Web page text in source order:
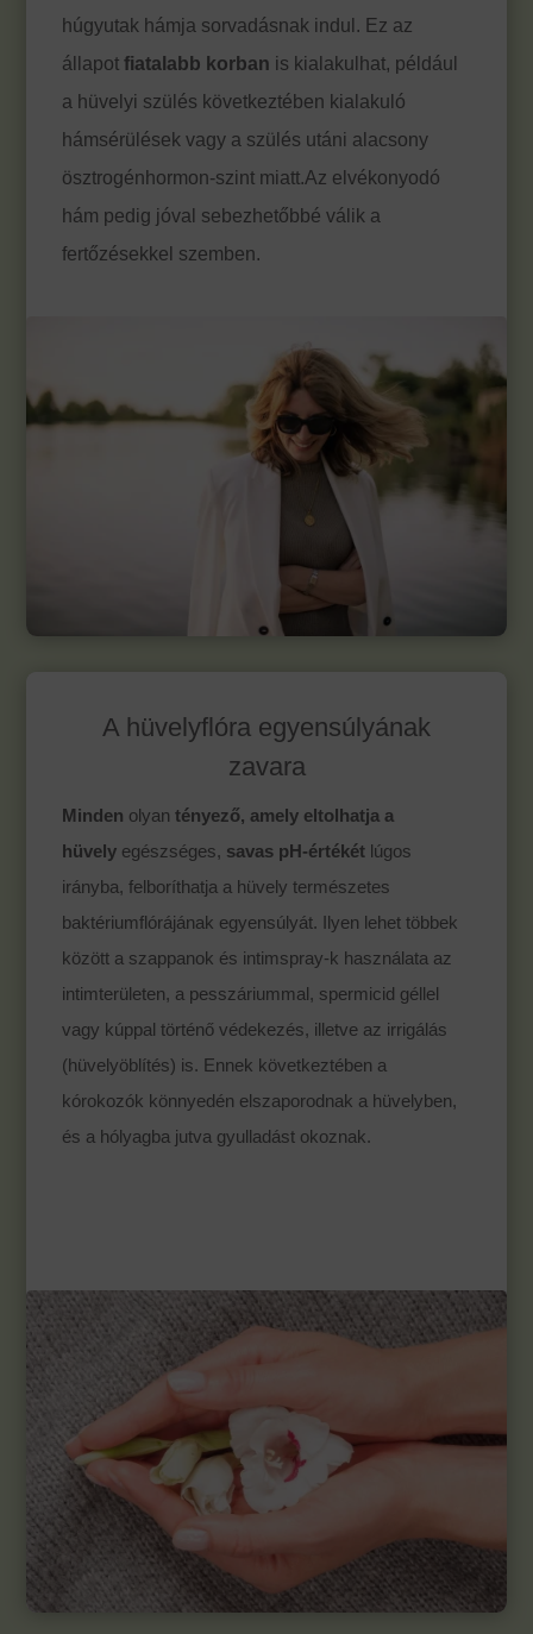
húgyutak hámja sorvadásnak indul. Ez az
állapotfiatalabb korban is kialakulhat, például
a hüvelyi szülés következtében kialakuló
hámsérülések vagy a szülés utáni alacsony
ösztrogénhormon-szint miatt.Az elvékonyodó
hám pedig jóval sebezhetőbbé válik a
fertőzésekkel szemben.
A hüvelyflóra egyensúlyának
zavara
Minden olyan tényező, amely eltolhatja a
hüvely egészséges, savas pH-értékét lúgos
irányba, felboríthatja a hüvely természetes
baktériumflórájának egyensúlyát. Ilyen lehet többek
között a szappanok és intimspray-k használata az
intimterületen, a pesszáriummal, spermicid géllel
vagy kúppal történő védekezés, illetve az irrigálás
(hüvelyöblítés) is. Ennek következtében a
kórokozók könnyedén elszaporodnak a hüvelyben,
és a hólyagba jutva gyulladást okoznak.